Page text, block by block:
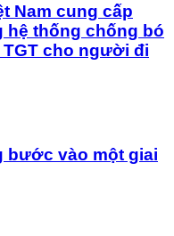
Nam cung cấp
hệ thống chống bó
cho người đi
bước vào một giai